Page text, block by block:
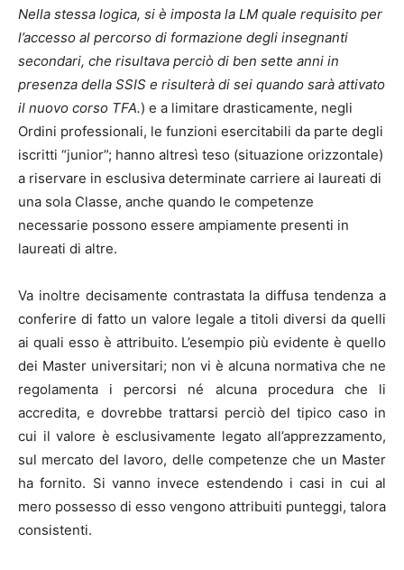
Nella stessa logica, si è imposta la LM quale requisito per
l’accesso al percorso di formazione degli insegnanti
secondari, che risultava perciò di ben sette anni in
presenza della SSIS e risulterà di sei quando sarà attivato
il nuovo corso TFA.) e a limitare drasticamente, negli
Ordini professionali, le funzioni esercitabili da parte degli
iscritti “junior”; hanno altresì teso (situazione orizzontale)
a riservare in esclusiva determinate carriere ai laureati di
una sola Classe, anche quando le competenze
necessarie possono essere ampiamente presenti in
laureati di altre.
Va inoltre decisamente contrastata la diffusa tendenza a
conferire di fatto un valore legale a titoli diversi da quelli
ai quali esso è attribuito. L’esempio più evidente è quello
dei Master universitari; non vi è alcuna normativa che ne
regolamenta i percorsi né alcuna procedura che li
accredita, e dovrebbe trattarsi perciò del tipico caso in
cui il valore è esclusivamente legato all’apprezzamento,
sul mercato del lavoro, delle competenze che un Master
ha fornito. Si vanno invece estendendo i casi in cui al
mero possesso di esso vengono attribuiti punteggi, talora
consistenti.